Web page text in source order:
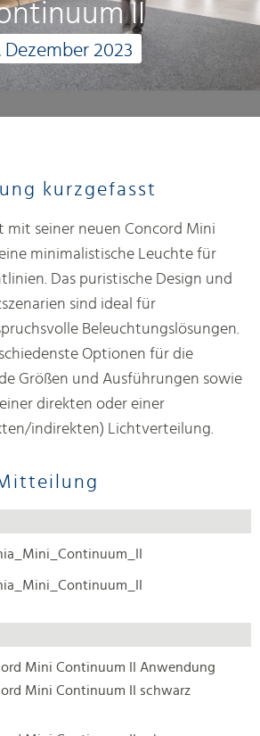
II
Dezember 2023
kurzgefasst
mit seiner neuen Concord Mini
minimalistische Leuchte für
Das puristische Design und
sind ideal für
Beleuchtungslösungen.
Optionen für die
Größen und Ausführungen sowie
direkten oder einer
indirekten) Lichtverteilung.
Mini Continuum II Anwendung
Mini Continuum II schwarz